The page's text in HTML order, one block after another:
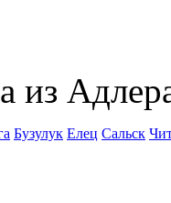
из
Бузулук Елец Сальск